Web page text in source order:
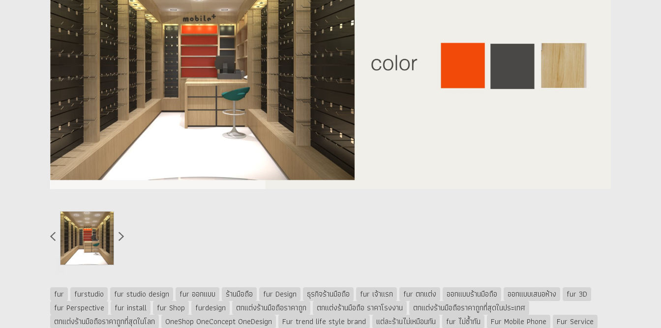
fur furstudio fur studio design fur ออกแบบ ร้านมือถือ fur Design ธุรกิจร้านมือถือ fur เจ้าแรก fur ตกแต่ง ออกแบบร้านมือถือ ออกแบบเสนอห้าง
fur 3D
fur Perspective
fur install fur Shop furdesign ตกแต่งร้านมือถือราคาถูก ตกแต่งร้านมือถือ ราคาโรงงาน
ตกแต่งร้านมือถือราคาถูกที่สุดในประเทศ
ตกแต่งร้านมือถือราคาถูกที่สุดในโลก
OneShop OneConcept OneDesign Fur trend life style brand แต่ละร้านไม่เหมือนกัน fur ไม่ซ้ำกัน Fur Mobile Phone
Fur Service